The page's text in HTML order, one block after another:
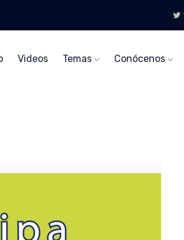
Videos Temas Conócenos